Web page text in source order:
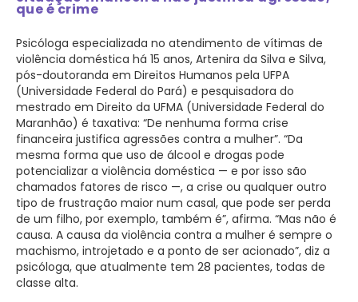
que é crime
Psicóloga especializada no atendimento de vítimas de
violência doméstica há 15 anos, Artenira da Silva e Silva,
pós-doutoranda em Direitos Humanos pela UFPA
(Universidade Federal do Pará) e pesquisadora do
mestrado em Direito da UFMA (Universidade Federal do
Maranhão) é taxativa: “De nenhuma forma crise
financeira justifica agressões contra a mulher”. “Da
mesma forma que uso de álcool e drogas pode
potencializar a violência doméstica — e por isso são
chamados fatores de risco —, a crise ou qualquer outro
tipo de frustração maior num casal, que pode ser perda
de um filho, por exemplo, também é”, afirma. “Mas não é
causa. A causa da violência contra a mulher é sempre o
machismo, introjetado e a ponto de ser acionado”, diz a
psicóloga, que atualmente tem 28 pacientes, todas de
classe alta.